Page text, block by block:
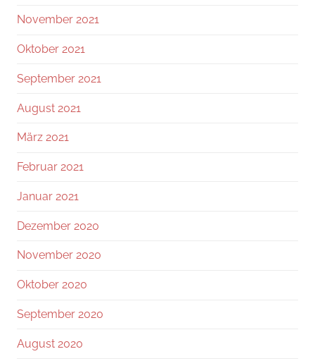
November 2021
Oktober 2021
September 2021
August 2021
März 2021
Februar 2021
Januar 2021
Dezember 2020
November 2020
Oktober 2020
September 2020
August 2020